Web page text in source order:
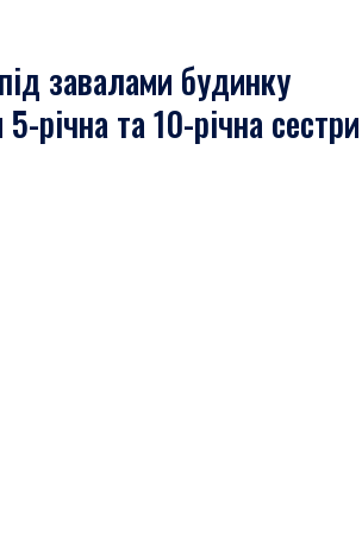
завалами будинку
річна та 10-річна сестри